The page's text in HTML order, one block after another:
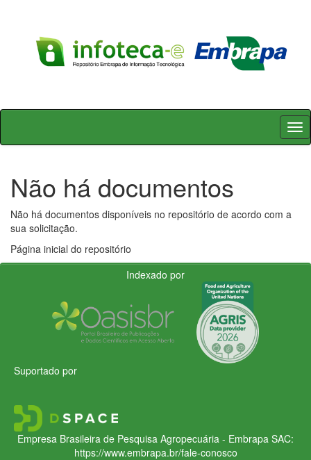
Skip
Não há documentos
Não há documentos disponíveis no repositório de acordo com a
sua solicitação.
Página inicial do repositório
Indexado por
Suportado por
Empresa Brasileira de Pesquisa Agropecuária - Embrapa SAC:
https://www.embrapa.br/fale-conosco